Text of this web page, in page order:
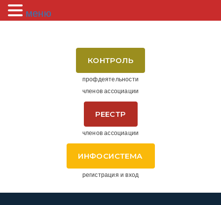
КОНТРОЛЬ
профдеятельности
членов ассоциации
РЕЕСТР
членов ассоциации
ИНФОСИСТЕМА
регистрация и вход
меню